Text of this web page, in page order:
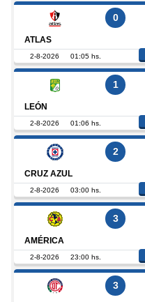
ATLAS
0
2-8-2026 01:05 hs.
LEÓN
1
2-8-2026 01:06 hs.
CRUZ AZUL
2
2-8-2026 03:00 hs.
AMÉRICA
3
2-8-2026 23:00 hs.
3